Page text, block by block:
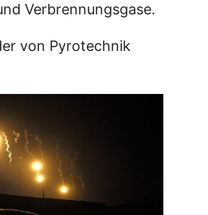
Verbrennungsgase.
von Pyrotechnik